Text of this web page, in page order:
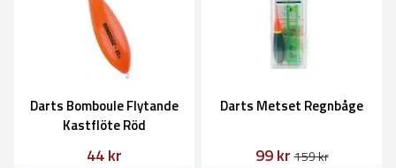
Darts Bomboule Flytande
Kastflöte Röd
44 kr
Darts Metset Regnbåge
99 kr159 kr